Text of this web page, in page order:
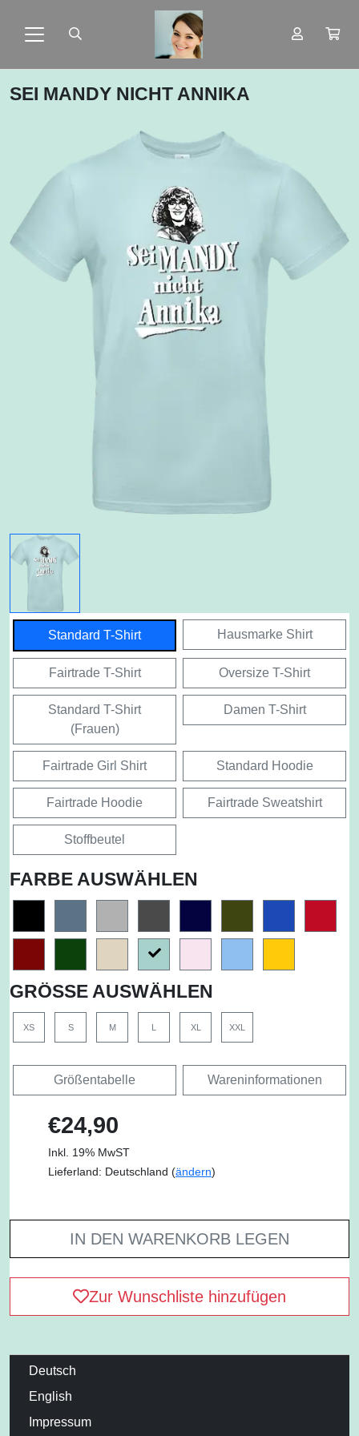
SEI MANDY NICHT ANNIKA
Standard T-Shirt Hausmarke Shirt
Fairtrade T-Shirt Oversize T-Shirt
Standard T-Shirt
(Frauen)
Damen T-Shirt
Fairtrade Girl Shirt Standard Hoodie
Fairtrade Hoodie Fairtrade Sweatshirt
Stoffbeutel
FARBE AUSWÄHLEN
GRÖSSE AUSWÄHLEN
XS S M L XL XXL
Größentabelle Wareninformationen
€24,90
Inkl. 19% MwST
Lieferland: Deutschland (ändern)
IN DEN WARENKORB LEGEN
Zur Wunschliste hinzufügen
Deutsch
English
Impressum